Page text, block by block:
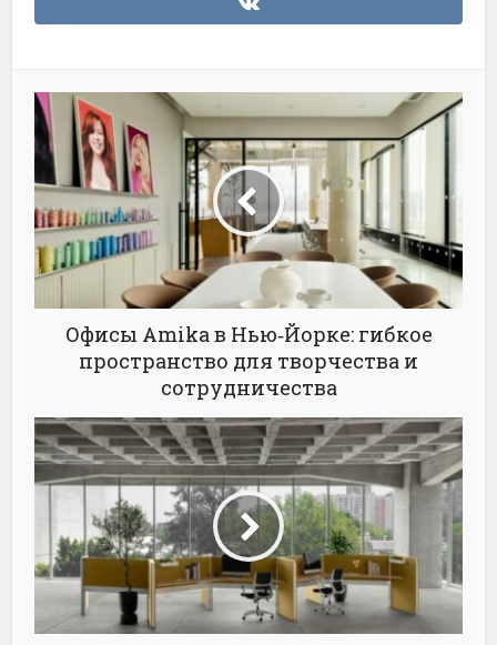
Офисы Amika в Нью‑Йорке: гибкое
пространство для творчества и
сотрудничества